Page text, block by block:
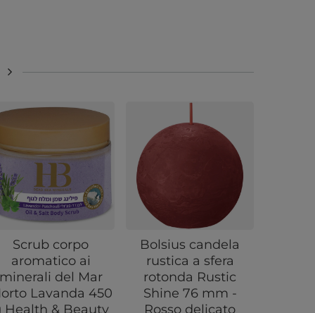
Scrub corpo
aromatico ai
minerali del Mar
Lavanda 450
Health & Beauty
Bolsius candela
rustica a sfera
rotonda Rustic
Shine 76 mm -
Rosso delicato